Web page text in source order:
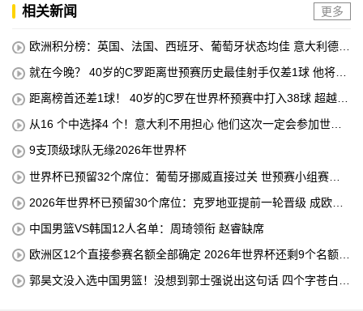
相关新闻 更多
欧洲积分榜：英国、法国、西班牙、葡萄牙状态均佳 意大利德国
就在今晚？ 40岁的C罗距离世预赛历史最佳射手仅差1球 他将在
距离榜首还差1球！ 40岁的C罗在世界杯预赛中打入38球 超越梅
从16 个中选择4 个！意大利不用担心 他们这次一定会参加世界
9支顶级球队无缘2026年世界杯
世界杯已预留32个席位：葡萄牙挪威直接过关 世预赛小组赛即
2026年世界杯已预留30个席位：克罗地亚提前一轮晋级 成欧洲
中国男篮VS韩国12人名单：周琦领衔 赵睿缺席
欧洲区12个直接参赛名额全部确定 2026年世界杯还剩9个名额待
郭昊文没入选中国男篮！没想到郭士强说出这句话 四个字苍白无